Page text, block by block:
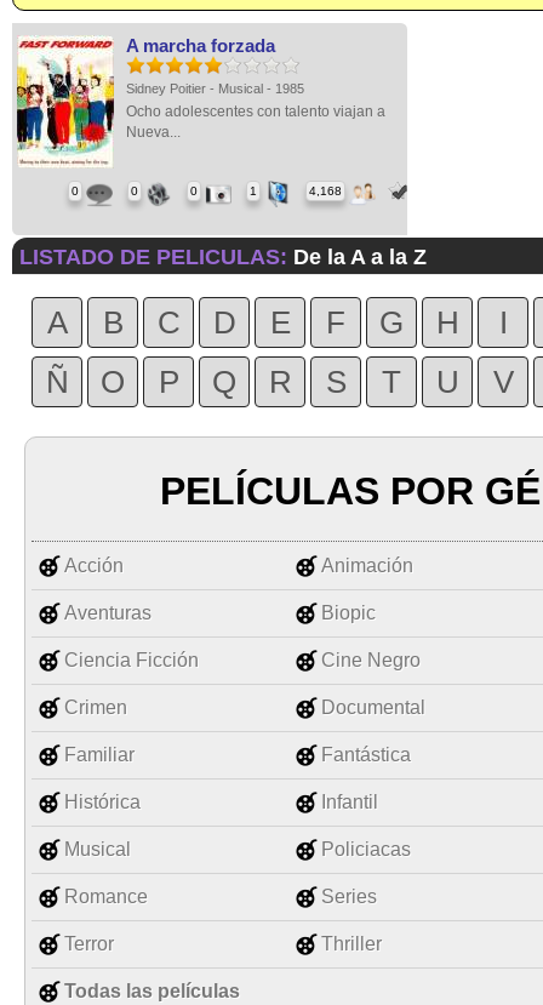
A marcha forzada
Sidney Poitier - Musical - 1985
Ocho adolescentes con talento viajan a
Nueva...
0 0 0 1 4,168
LISTADO DE PELICULAS: De la A a la Z
A B C D E F G H
I
Ñ
O P Q R S T U V
PELÍCULAS POR
Acción Animación
Aventuras Biopic
Ciencia Ficción Cine Negro
Crimen Documental
Familiar Fantástica
Histórica Infantil
Musical Policiacas
Romance Series
Terror Thriller
Todas las películas